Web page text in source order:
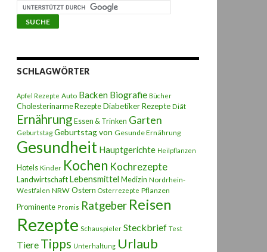
SCHLAGWÖRTER
Apfel Rezepte Auto Backen Biografie Bücher
Cholesterinarme Rezepte Diabetiker Rezepte Diät
Ernährung Essen & Trinken Garten
Geburtstag Geburtstag von Gesunde Ernährung
Gesundheit Hauptgerichte Heilpflanzen
Hotels Kinder Kochen Kochrezepte
LandwirtschaftLebensmittel Medizin Nordrhein-
Westfalen NRW Ostern Osterrezepte Pflanzen
Prominente Promis Ratgeber Reisen
Rezepte Schauspieler Steckbrief Test
Tiere Tipps Unterhaltung Urlaub